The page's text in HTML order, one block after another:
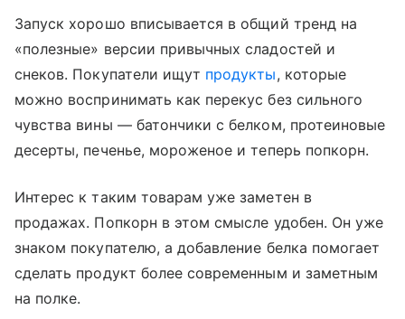
Запуск хорошо вписывается в общий тренд на
«полезные» версии привычных сладостей и
снеков. Покупатели ищут продукты, которые
можно воспринимать как перекус без сильного
чувства вины — батончики с белком, протеиновые
десерты, печенье, мороженое и теперь попкорн.
Интерес к таким товарам уже заметен в
продажах. Попкорн в этом смысле удобен. Он уже
знаком покупателю, а добавление белка помогает
сделать продукт более современным и заметным
на полке.